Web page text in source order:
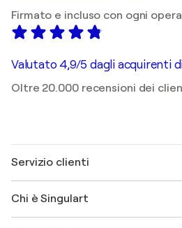
Firmato e incluso con ogni
Valutato 4,9/5 dagli acquirenti
Oltre 20.000 recensioni dei
Servizio clienti
Spedizione
Chi è Singulart